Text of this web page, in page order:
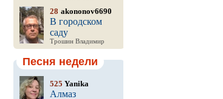
28 akononov6690
В городском
саду
Трошин Владимир
Песня недели
525 Yanika
Алмаз